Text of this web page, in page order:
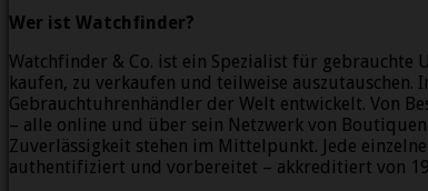
Wer ist Watchfinder?
Watchfinder & Co. ist ein Spezialist für gebrauchte
kaufen, zu verkaufen und teilweise
Gebrauchtuhrenhändler der Welt entwickelt. Von
– alle online und über sein Netzwerk von
Zuverlässigkeit stehen im Mittelpunkt. Jede
authentifiziert und vorbereitet – akkreditiert von